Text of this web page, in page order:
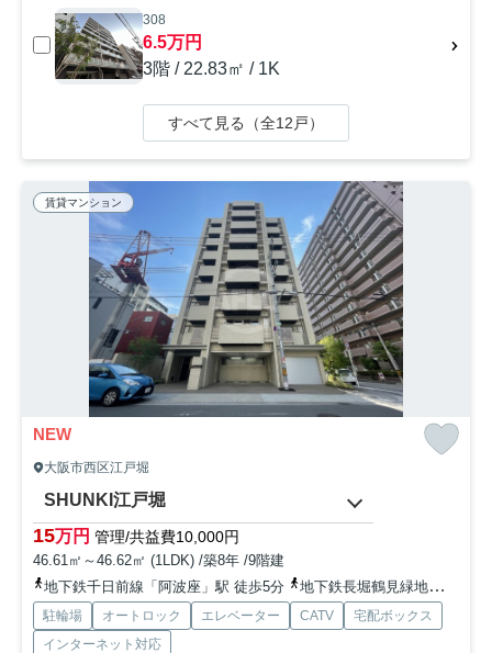
308
6.5万円
3階 / 22.83㎡ / 1K
すべて見る（全12戸）
賃貸マンション
NEW
大阪市西区江戸堀
SHUNKI江戸堀
15万円 管理/共益費10,000円
46.61㎡～46.62㎡ (1LDK) /築8年 /9階建
地下鉄千日前線「阿波座」駅 徒歩5分
地下鉄長堀鶴見緑地「西長堀」駅 徒歩15分
駐輪場 オートロック エレベーター CATV
宅配ボックス
インターネット対応